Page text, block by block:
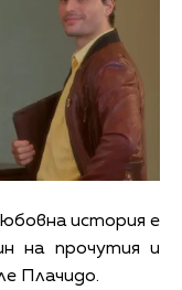
история е
на прочутия и
Плачидо.